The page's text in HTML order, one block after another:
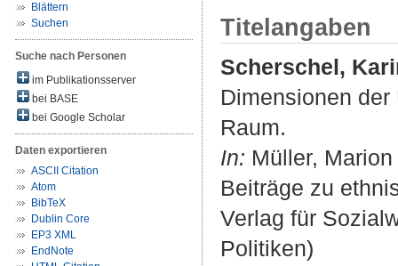
Blättern
Suchen
Suche nach Personen
im Publikationsserver
bei BASE
bei Google Scholar
Daten exportieren
ASCII Citation
Atom
BibTeX
Dublin Core
EP3 XML
EndNote
Titelangaben
Scherschel,
Dimensionen
Raum.
In: Müller,
Beiträge zu
Verlag für
Politiken)